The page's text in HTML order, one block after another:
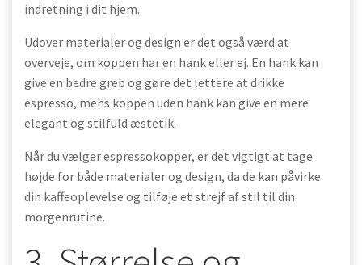
indretning i dit hjem.
Udover materialer og design er det også værd at
overveje, om koppen har en hank eller ej. En hank kan
give en bedre greb og gøre det lettere at drikke
espresso, mens koppen uden hank kan give en mere
elegant og stilfuld æstetik.
Når du vælger espressokopper, er det vigtigt at tage
højde for både materialer og design, da de kan påvirke
din kaffeoplevelse og tilføje et strejf af stil til din
morgenrutine.